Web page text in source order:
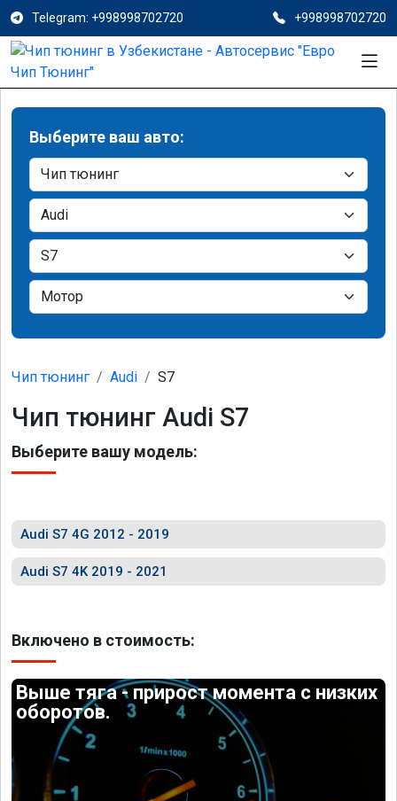
Telegram: +998998702720 +998998702720
Выберите ваш авто:
Чип тюнинг Audi S7
Чип тюнинг Audi S7
Выберите вашу модель:
Audi S7 4G 2012 - 2019
Audi S7 4K 2019 - 2021
Включено в стоимость:
Выше тяга - прирост момента с низких
оборотов.